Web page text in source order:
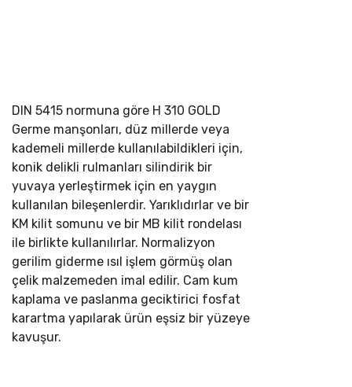
DIN 5415 normuna göre H 310 GOLD
Germe manşonları, düz millerde veya
kademeli millerde kullanılabildikleri için,
konik delikli rulmanları silindirik bir
yuvaya yerleştirmek için en yaygın
kullanılan bileşenlerdir. Yarıklıdırlar ve bir
KM kilit somunu ve bir MB kilit rondelası
ile birlikte kullanılırlar. Normalizyon
gerilim giderme ısıl işlem görmüş olan
çelik malzemeden imal edilir. Cam kum
kaplama ve paslanma geciktirici fosfat
karartma yapılarak ürün eşsiz bir yüzeye
kavuşur.